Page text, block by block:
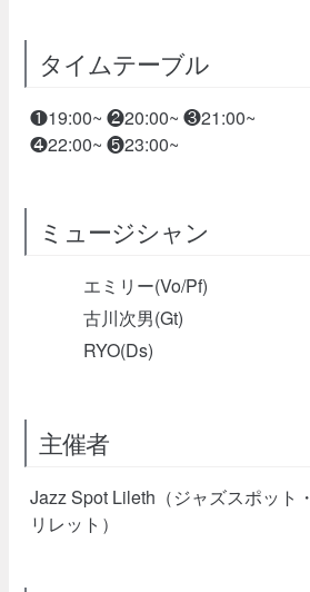
タイムテーブル
❶19:00~ ❷20:00~ ❸21:00~
❹22:00~ ❺23:00~
ミュージシャン
エミリー(Vo/Pf)
古川次男(Gt)
RYO(Ds)
主催者
Jazz Spot Lileth（ジャズスポット・
リレット）